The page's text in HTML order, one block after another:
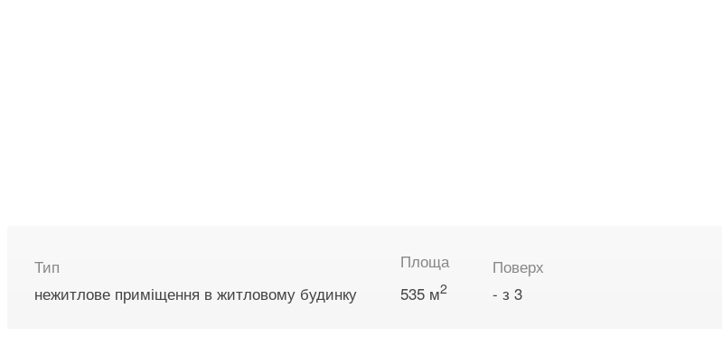
Тип
нежитлове приміщення в житловому будинку
Площа
535 м2
Поверх
- з 3